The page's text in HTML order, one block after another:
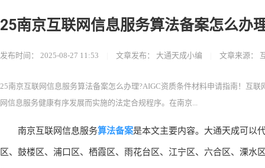
25南京互联网信息服务算法备案怎么办
发布时间： 2025-08-27 11:53 文章发布： 大通天成小编 文章来源：
25南京互联网信息服务算法备案怎么办理?AIGC资质条件材料申请指南！互
网信息服务健康有序发展而实施的法定合规程序。在南京...
南京互联网信息服务算法备案是本文主要内容。大通天成可以
区、鼓楼区、浦口区、栖霞区、雨花台区、江宁区、六合区、溧水